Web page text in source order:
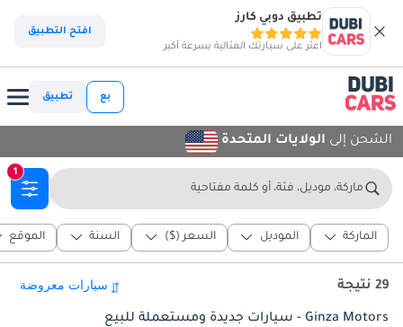
تطبيق دوبي كارز
اعثر على سيارتك المثالية بسرعة أكبر
افتح التطبيق
بع تطبيق
الشحن إلى الولايات المتحدة
ماركة، موديل، فئة، أو كلمة مفتاحية
1
الماركة الموديل السعر ($) السنة الموقع
29 نتيجة
Ginza Motors - سيارات جديدة ومستعملة للبيع